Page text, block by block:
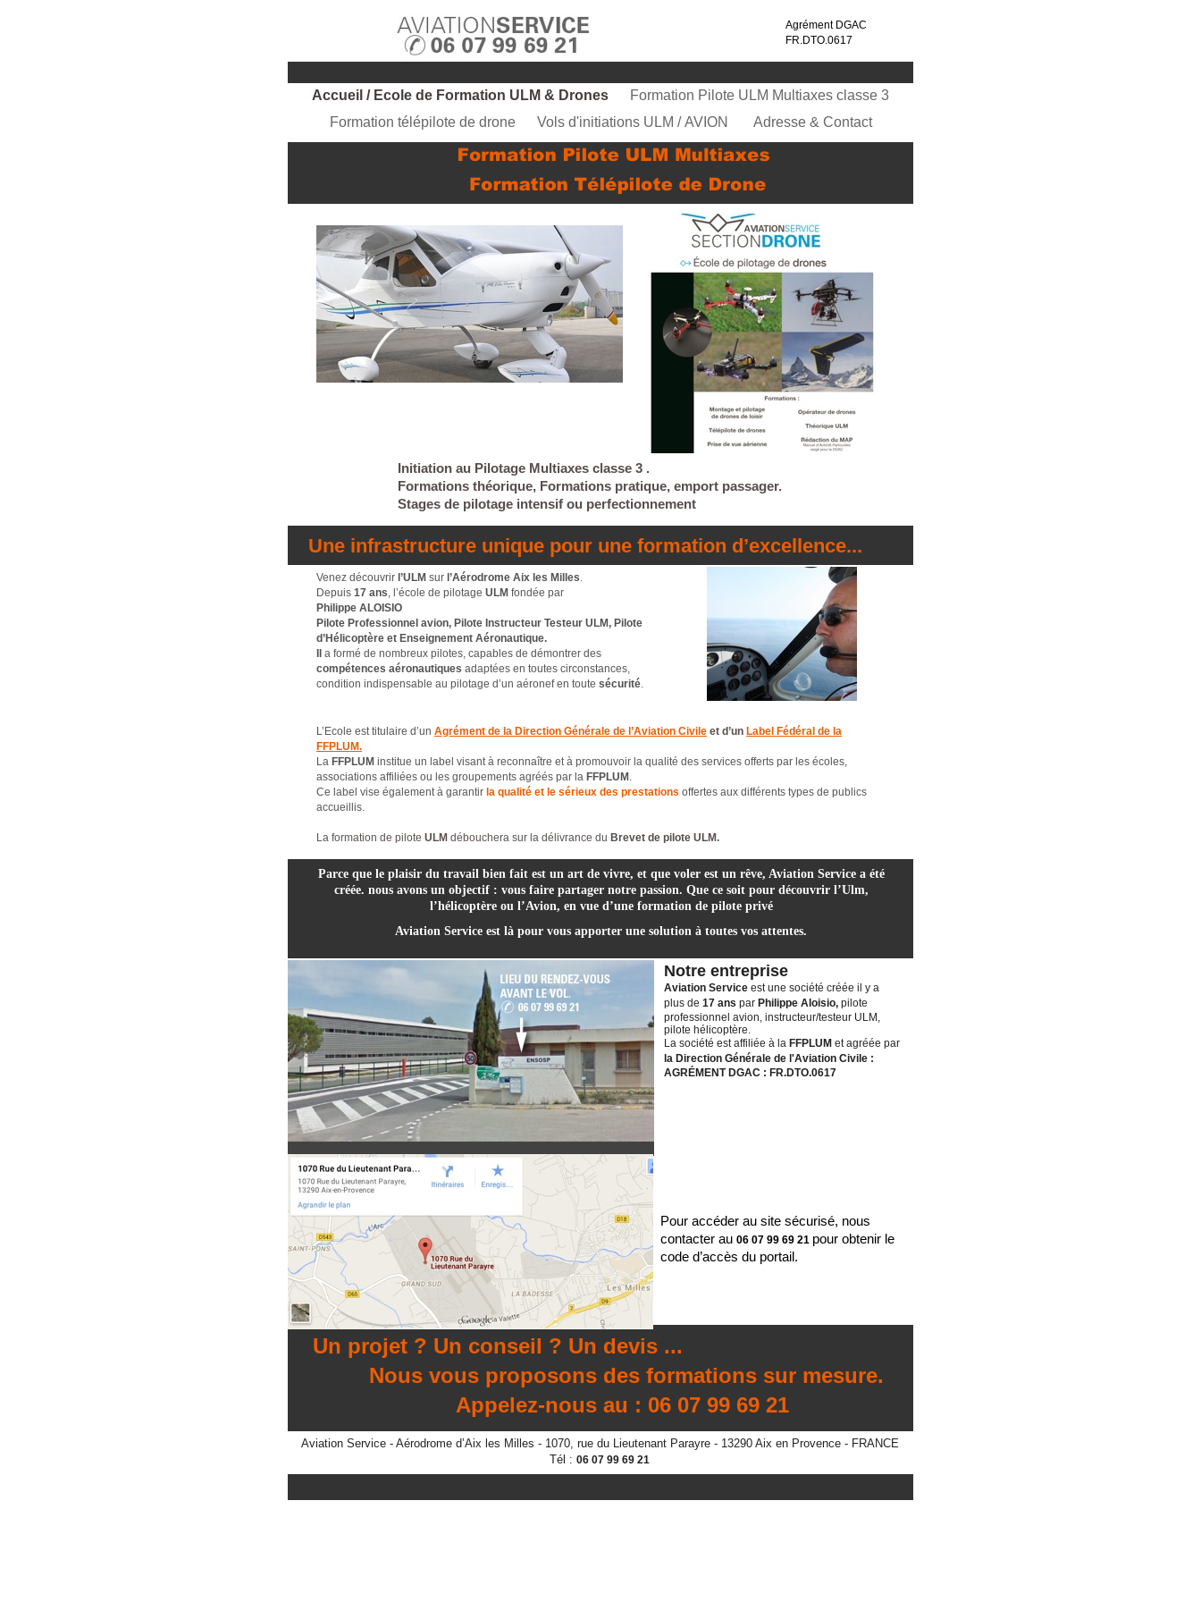
Accueil / Ecole de Formation ULM & Drones
Formation Pilote ULM Multiaxes classe 3
Formation télépilote de drone
Vols d'initiations ULM / AVION Adresse & Contact
Agrément DGAC
FR.DTO.0617
L’Ecole est titulaire d’un Agrément de la Direction Générale de l’Aviation Civile et d’un Label Fédéral de la
FFPLUM.
La FFPLUM institue un label visant à reconnaître et à promouvoir la qualité des services offerts par les écoles,
associations affiliées ou les groupements agréés par la FFPLUM .
Ce label vise également à garantir la qualité et le sérieux des prestations offertes aux différents types de publics
accueillis.
La formation de pilote ULM débouchera sur la délivrance du Brevet de pilote ULM.
Un projet ? Un conseil ? Un devis ...
Nous vous proposons des formations sur mesure.
Appelez-nous au : 06 07 99 69 21
Aviation Service - Aérodrome d’Aix les Milles - 1070, rue du Lieutenant Parayre - 13290 Aix en Provence - FRANCE
Tél : 06 07 99 69 21
Venez découvrir l’ULM sur l’Aérodrome Aix les Milles.
Depuis 17 ans, l’école de pilotage ULM fondée par
Philippe ALOISIO
Pilote Professionnel avion, Pilote Instructeur Testeur ULM, Pilote
d’Hélicoptère et Enseignement Aéronautique.
a formé de nombreux pilotes, capables de démontrer des
compétences aéronautiques adaptées en toutes circonstances,
condition indispensable au pilotage d’un aéronef en toute sécurité.
Pour accéder au site sécurisé, nous
contacter au 06 07 99 69 21 pour obtenir le
code d’accès du portail.
Notre entreprise
Aviation Service est une société créée il y a
plus de 17 ans par Philippe Aloisio, pilote
professionnel avion, instructeur/testeur ULM,
pilote hélicoptère.
La société est affiliée à la FFPLUM et agréée par
la Direction Générale de l'Aviation Civile :
AGRÉMENT DGAC : FR.DTO.0617
Initiation au Pilotage Multiaxes classe 3 .
Formations théorique, Formations pratique, emport passager.
Stages de pilotage intensif ou perfectionnement
Parce que le plaisir du travail bien fait est un art de vivre, et que voler est un rêve, Aviation Service a été
créée. nous avons un objectif : vous faire partager notre passion. Que ce soit pour découvrir l’Ulm,
l’hélicoptère ou l’Avion, en vue d’une formation de pilote privé
Aviation Service est là pour vous apporter une solution à toutes vos attentes.
Une infrastructure unique pour une formation d’excellence...